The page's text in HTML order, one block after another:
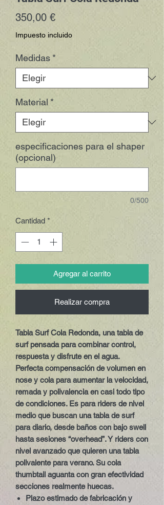
350,00 €Precio
Impuesto incluido
Medidas *
Material *
especificaciones para el shaper
(opcional)
0/500
Cantidad *
Agregar al carrito
Realizar compra
Tabla Surf Cola Redonda, una tabla de
surf pensada para combinar control,
respuesta y disfrute en el agua.
Perfecta compensación de volumen en
nose y cola para aumentar la velocidad,
remada y polivalencia en casi todo tipo
de condiciones. Es para riders de nivel
medio que buscan una tabla de surf
para diario, desde baños con bajo swell
hasta sesiones “overhead”. Y riders con
nivel avanzado que quieren una tabla
polivalente para verano. Su cola
thumbtail aguanta con gran efectividad
secciones realmente huecas.
Plazo estimado de fabricación y